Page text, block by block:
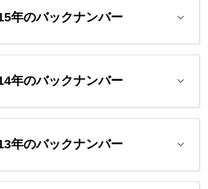
年のバックナンバー
年のバックナンバー
年のバックナンバー